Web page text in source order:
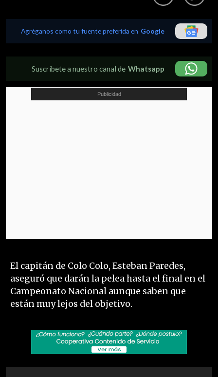
Agréganos como tu fuente preferida en Google
Suscríbete a nuestro canal de Whatsapp
El capitán de Colo Colo, Esteban Paredes,
aseguró que darán la pelea hasta el final en el
Campeonato Nacional aunque saben que
están muy lejos del objetivo.